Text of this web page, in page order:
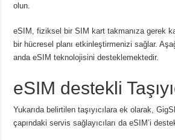
olun.
eSIM, fiziksel bir SIM kart takmanıza gerek
bir hücresel planı etkinleştirmenizi sağlar.
anda eSIM teknolojisini desteklemektedir.
eSIM destekli
Yukarıda belirtilen taşıyıcılara ek olarak,
çapındaki servis sağlayıcıları da eSIM’i